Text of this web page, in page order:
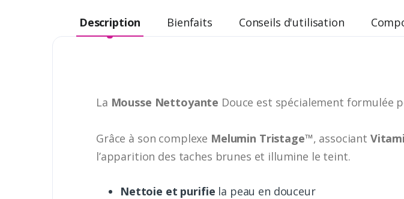
Description Bienfaits Conseils d'utilisation
La Mousse Nettoyante Douce est spécialement formulée
Grâce à son complexe Melumin Tristage™, associant
l’apparition des taches brunes et illumine le teint.
Nettoie et purifie la peau en douceur